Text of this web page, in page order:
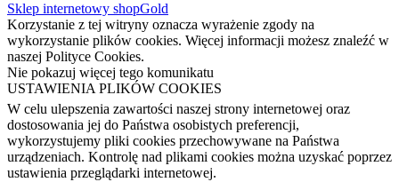
Sklep internetowy shopGold
Korzystanie z tej witryny oznacza wyrażenie zgody na
wykorzystanie plików cookies. Więcej informacji możesz znaleźć w
naszej Polityce Cookies.
Nie pokazuj więcej tego komunikatu
USTAWIENIA PLIKÓW COOKIES
W celu ulepszenia zawartości naszej strony internetowej oraz
dostosowania jej do Państwa osobistych preferencji,
wykorzystujemy pliki cookies przechowywane na Państwa
urządzeniach. Kontrolę nad plikami cookies można uzyskać poprzez
ustawienia przeglądarki internetowej.